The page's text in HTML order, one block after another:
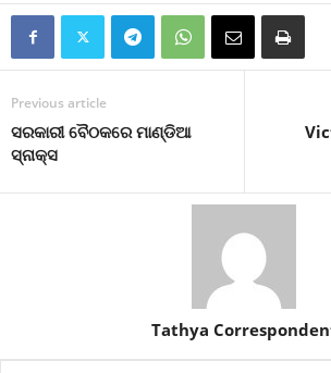
Previous article
ସରକାରୀ ବୈଠକରେ ମାଣ୍ଡିଆ
ସ୍ନାକ୍ସ
Tathya